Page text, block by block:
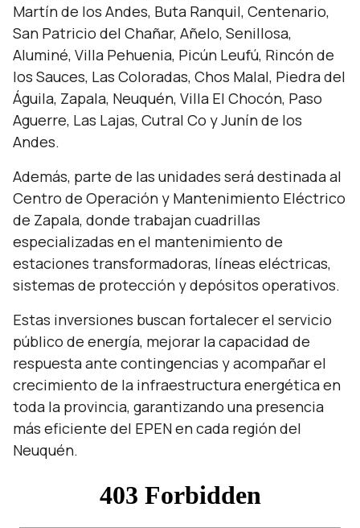
Martín de los Andes, Buta Ranquil, Centenario,
San Patricio del Chañar, Añelo, Senillosa,
Aluminé, Villa Pehuenia, Picún Leufú, Rincón de
los Sauces, Las Coloradas, Chos Malal, Piedra del
Águila, Zapala, Neuquén, Villa El Chocón, Paso
Aguerre, Las Lajas, Cutral Co y Junín de los
Andes.
Además, parte de las unidades será destinada al
Centro de Operación y Mantenimiento Eléctrico
de Zapala, donde trabajan cuadrillas
especializadas en el mantenimiento de
estaciones transformadoras, líneas eléctricas,
sistemas de protección y depósitos operativos.
Estas inversiones buscan fortalecer el servicio
público de energía, mejorar la capacidad de
respuesta ante contingencias y acompañar el
crecimiento de la infraestructura energética en
toda la provincia, garantizando una presencia
más eficiente del EPEN en cada región del
Neuquén.